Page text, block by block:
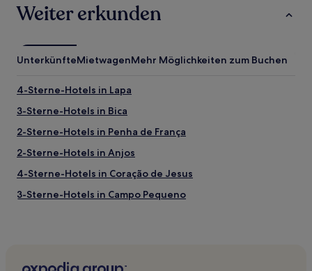
Weiter erkunden
UnterkünfteMietwagenMehr Möglichkeiten zum Buchen
4-Sterne-Hotels in Lapa
3-Sterne-Hotels in Bica
2-Sterne-Hotels in Penha de França
2-Sterne-Hotels in Anjos
4-Sterne-Hotels in Coração de Jesus
3-Sterne-Hotels in Campo Pequeno